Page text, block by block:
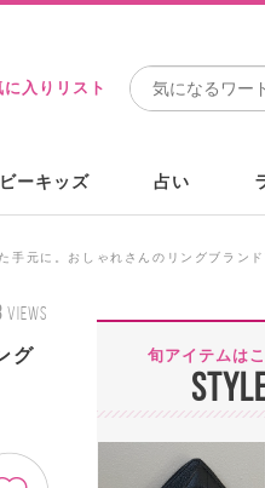
に入りリスト
ーキッズ 占い
手元に。おしゃれさんのリングブランド
VIEWS
グ
旬アイテムは